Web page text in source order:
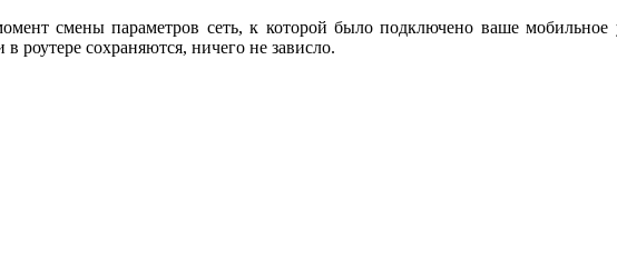
смены параметров сеть, к которой было подключено ваше
роутере сохраняются, ничего не зависло.